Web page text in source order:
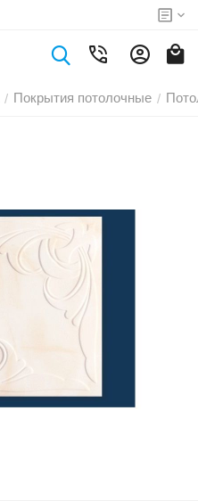
/ Покрытия потолочные /